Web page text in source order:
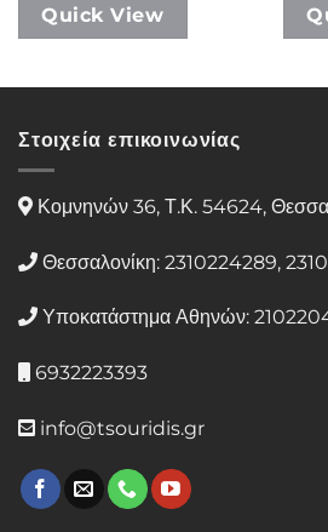
Quick View
Στοιχεία επικοινωνίας
Κομνηνών 36, Τ.Κ. 54624,
Θεσσαλονίκη: 2310224289,
Υποκατάστημα Αθηνών:
6932223393
info@tsouridis.gr